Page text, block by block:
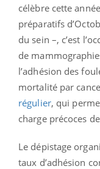
célèbre cette
préparatifs
du sein –, c’est
de
l’adhésion des
mortalité par
régulier, qui
charge précoces
Le dépistage
taux d’adhésion